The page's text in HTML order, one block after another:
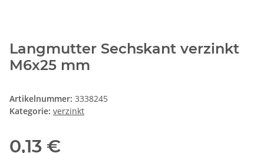
Langmutter Sechskant verzinkt
M6x25 mm
Artikelnummer: 3338245
Kategorie: verzinkt
0,13 €